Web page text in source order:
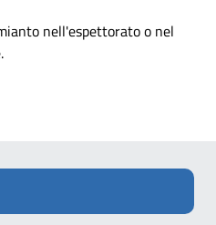
nell'espettorato o nel